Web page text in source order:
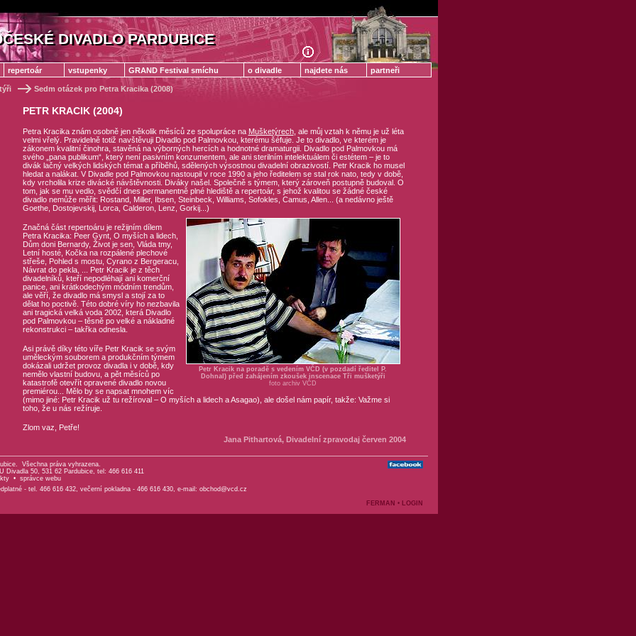
DIVADLO PARDUBICE
DIVADLO PARDUBICE
repertoár vstupenky GRAND Festival smíchu o divadle najdete nás partneři
Sedm otázek pro Petra Kracika (2008)
PETR KRACIK (2004)
Petra Kracika znám osobně jen několik měsíců ze spolupráce na Mušketýrech, ale můj vztah k němu je už léta
velmi vřelý. Pravidelně totiž navštěvuji Divadlo pod Palmovkou, kterému šéfuje. Je to divadlo, ve kterém je
zákonem kvalitní činohra, stavěná na výborných hercích a hodnotné dramaturgii. Divadlo pod Palmovkou má
svého „pana publikum“, který není pasivním konzumentem, ale ani sterilním intelektuálem či estétem – je to
divák lačný velkých lidských témat a příběhů, sdělených výsostnou divadelní obrazivostí. Petr Kracik ho musel
hledat a nalákat. V Divadle pod Palmovkou nastoupil v roce 1990 a jeho ředitelem se stal rok nato, tedy v době,
kdy vrcholila krize divácké návštěvnosti. Diváky našel. Společně s týmem, který zároveň postupně budoval. O
tom, jak se mu vedlo, svědčí dnes permanentně plné hlediště a repertoár, s jehož kvalitou se žádné české
divadlo nemůže měřit: Rostand, Miller, Ibsen, Steinbeck, Williams, Sofokles, Camus, Allen... (a nedávno ještě
Goethe, Dostojevskij, Lorca, Calderon, Lenz, Gorkij...)
Petr Kracik na poradě s vedením VČD (v pozdadí ředitel P.
Dohnal) před zahájením zkoušek inscenace Tři mušketýři
foto archiv VČD
Značná část repertoáru je režijním dílem
Petra Kracika: Peer Gynt, O myších a lidech,
Dům doni Bernardy, Život je sen, Vláda tmy,
Letní hosté, Kočka na rozpálené plechové
střeše, Pohled s mostu, Cyrano z Bergeracu,
Návrat do pekla, ... Petr Kracik je z těch
divadelníků, kteří nepodléhají ani komerční
panice, ani krátkodechým módním trendům,
ale věří, že divadlo má smysl a stojí za to
dělat ho poctivě. Této dobré víry ho nezbavila
ani tragická velká voda 2002, která Divadlo
pod Palmovkou – těsně po velké a nákladné
rekonstrukci – takřka odnesla.
Asi právě díky této víře Petr Kracik se svým
uměleckým souborem a produkčním týmem
dokázali udržet provoz divadla i v době, kdy
nemělo vlastní budovu, a pět měsíců po
katastrofě otevřít opravené divadlo novou
premiérou... Mělo by se napsat mnohem víc
(mimo jiné: Petr Kracik už tu režíroval – O myších a lidech a Asagao), ale došel nám papír, takže: Važme si
toho, že u nás režíruje.
Zlom vaz, Petře!
Jana Pithartová, Divadelní zpravodaj červen 2004
Všechna práva vyhrazena.
Divadla 50, 531 62 Pardubice, tel: 466 616 411
• správce webu
- tel. 466 616 432, večerní pokladna - 466 616 430, e-mail: obchod@vcd.cz
FERMAN • LOGIN